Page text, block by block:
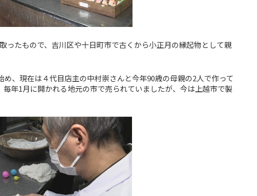
ったもので、吉川区や十日町市で古くから小正月の縁起物として親
、現在は４代目店主の中村崇さんと今年90歳の母親の2人で作って
年1月に開かれる地元の市で売られていましたが、今は上越市で製